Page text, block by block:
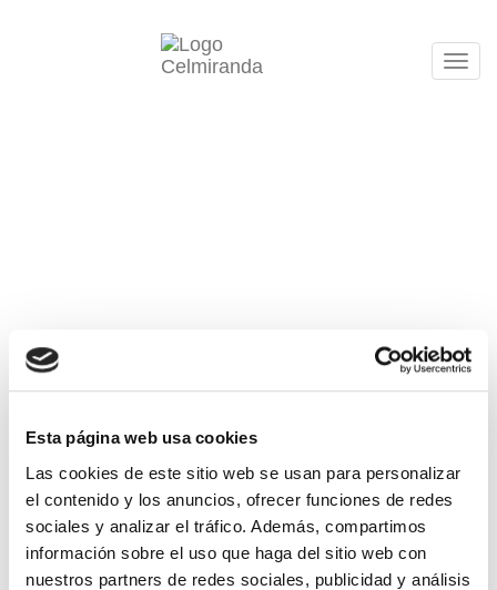
Esta página web usa cookies
Las cookies de este sitio web se usan para personalizar
el contenido y los anuncios, ofrecer funciones de redes
sociales y analizar el tráfico. Además, compartimos
información sobre el uso que haga del sitio web con
nuestros partners de redes sociales, publicidad y análisis